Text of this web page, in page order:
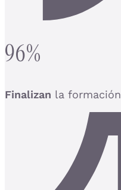
96%
Finalizan la formación